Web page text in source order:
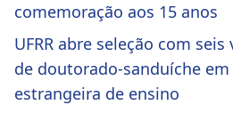
comemoração aos 15 anos
UFRR abre seleção com
de doutorado-sanduíche
estrangeira de ensino